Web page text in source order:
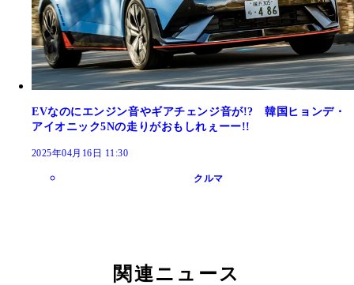
EVなのにエンジン音やギアチェンジ音が!? 韓国ヒョンデ・
アイオニック5Nの走りがおもしれぇーー!!
2025年04月16日 11:30
クルマ
関連ニュース